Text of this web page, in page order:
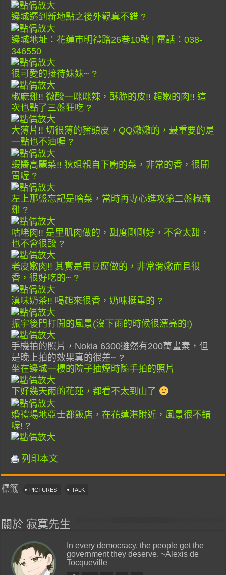
邊城遷到新地點之後外觀真不錯 ?
邊城地址：花蓮市明禮路26巷10號 | 電話：038-
346550
很可愛的接待妹妹~ ?
椒麻雞!! 微酸一咪咪辣，酥脆的皮!! 超嫩的肉!! 這
次也點了三盤狂吃 ?
大薄片!! 切很薄的豬頭皮，QQ嫩嫩的，最重要的是
一點也不油喔 ?
蝦醬高麗菜!! 狄姐親自下廚的菜，非常的香，很開
胃喔 ?
左上那盤忘記是啥菜，當時再專心進攻第二盤椒麻
雞 ?
咕咾肉!! 是里肌肉做的，甜度剛剛好，不會太甜，
也不會很酸 ?
老皮嫩肉!! 其實是用豆腐做的，非常滑嫩而且很
香，很好吃的~ ?
滇味奶茶!! 喝起來很香，奶味挺重的 ?
振宇後門打開的風景(沒下雨的時候很漂亮的!)
手機拍的照片，Nokia 6300雖然有200萬畫素，但
是晚上拍的效果真的很差~ ?
坐在邊城一樓的院子抽煙時隨手拍的照片
下好幾天雨的花蓮，都看不太到山了
婚禮場地亞士都飯店，在花蓮港附近，風景很不錯
喔! ?
列印本文
標籤 PICTURES TALK
關於 寂寞先生
In every democracy, the people get the
government they deserve. ~Alexis de
Tocqueville